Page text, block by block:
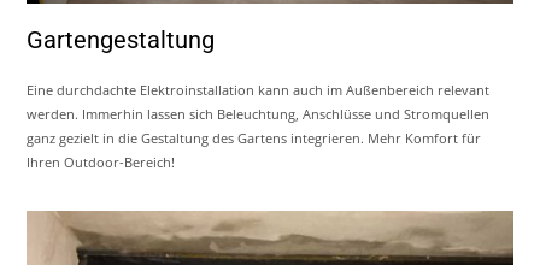
Gartengestaltung
Eine durchdachte Elektroinstallation kann auch im Außenbereich relevant
werden. Immerhin lassen sich Beleuchtung, Anschlüsse und Stromquellen
ganz gezielt in die Gestaltung des Gartens integrieren. Mehr Komfort für
Ihren Outdoor-Bereich!